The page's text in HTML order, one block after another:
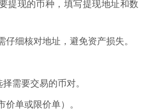
提现的币种，填写提现地址和数
仔细核对地址，避免资产损失。
需要交易的币对。
价单或限价单）。